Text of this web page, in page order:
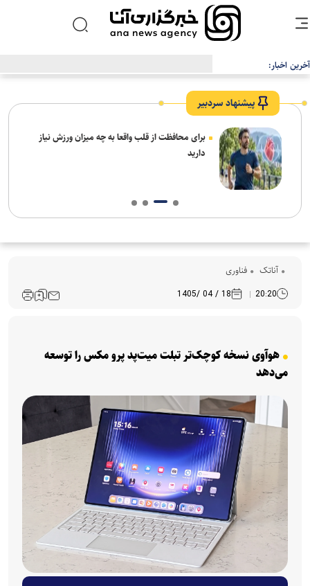
آخرین اخبار:
پیشنهاد سردبیر
برای محافظت از قلب واقعا به چه میزان ورزش نیاز
دارید
آناتک فناوری
20:20
18 / 04 /1405
هوآوی نسخه کوچک‌تر تبلت میت‌پد پرو مکس را توسعه
می‌دهد